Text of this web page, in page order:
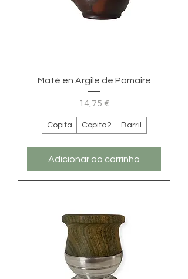
Maté en Argile de Pomaire
Preço
14,75 €
Copita Copita2 Barril
Adicionar ao carrinho